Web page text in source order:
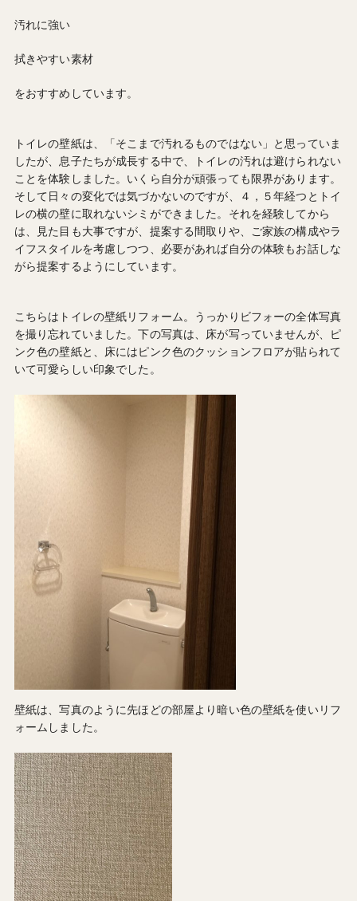
汚れに強い
拭きやすい素材
をおすすめしています。
トイレの壁紙は、「そこまで汚れるものではない」と思っていま
したが、息子たちが成長する中で、トイレの汚れは避けられない
ことを体験しました。いくら自分が頑張っても限界があります。
そして日々の変化では気づかないのですが、４，５年経つとトイ
レの横の壁に取れないシミができました。それを経験してから
は、見た目も大事ですが、提案する間取りや、ご家族の構成やラ
イフスタイルを考慮しつつ、必要があれば自分の体験もお話しな
がら提案するようにしています。
こちらはトイレの壁紙リフォーム。うっかりビフォーの全体写真
を撮り忘れていました。下の写真は、床が写っていませんが、ピ
ンク色の壁紙と、床にはピンク色のクッションフロアが貼られて
いて可愛らしい印象でした。
壁紙は、写真のように先ほどの部屋より暗い色の壁紙を使いリフ
ォームしました。